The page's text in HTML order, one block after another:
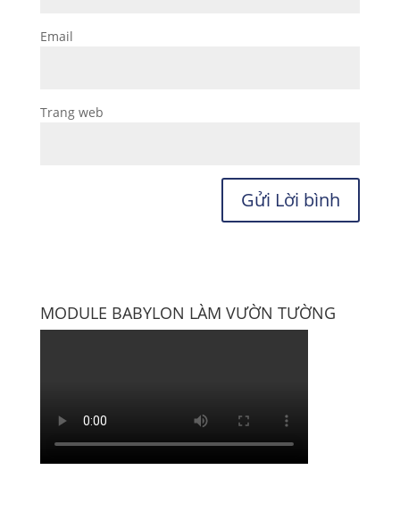
Email
Trang web
MODULE BABYLON LÀM VƯỜN TƯỜNG